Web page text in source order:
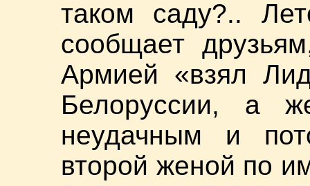
таком саду?..
сообщает
Армией «взял
Белоруссии, а
неудачным и
второй женой по